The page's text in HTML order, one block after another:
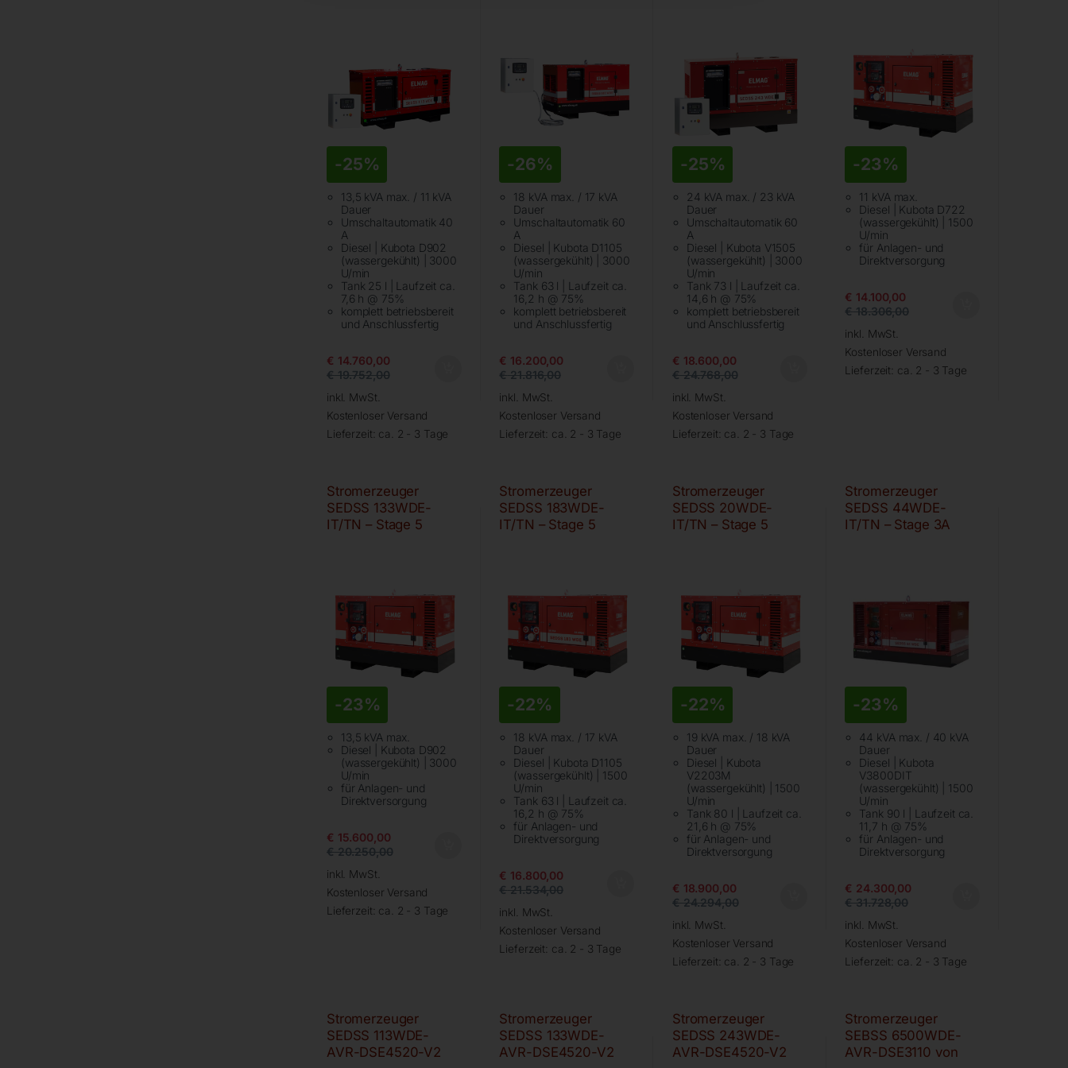
-25%
13,5 kVA max. / 11 kVA
Dauer
Umschaltautomatik 40
A
Diesel | Kubota D902
(wassergekühlt) | 3000
U/min
Tank 25 l | Laufzeit ca.
7,6 h @ 75%
komplett betriebsbereit
und Anschlussfertig
€ 14.760,00
€19.752,00
inkl. MwSt.
Kostenloser Versand
Lieferzeit: ca. 2 - 3 Tage
-26%
18 kVA max. / 17 kVA
Dauer
Umschaltautomatik 60
A
Diesel | Kubota D1105
(wassergekühlt) | 3000
U/min
Tank 63 l | Laufzeit ca.
16,2 h @ 75%
komplett betriebsbereit
und Anschlussfertig
€ 16.200,00
€21.816,00
inkl. MwSt.
Kostenloser Versand
Lieferzeit: ca. 2 - 3 Tage
-25%
24 kVA max. / 23 kVA
Dauer
Umschaltautomatik 60
A
Diesel | Kubota V1505
(wassergekühlt) | 3000
U/min
Tank 73 l | Laufzeit ca.
14,6 h @ 75%
komplett betriebsbereit
und Anschlussfertig
€ 18.600,00
€24.768,00
inkl. MwSt.
Kostenloser Versand
Lieferzeit: ca. 2 - 3 Tage
-23%
11 kVA max.
Diesel | Kubota D722
(wassergekühlt) | 1500
U/min
für Anlagen- und
Direktversorgung
€ 14.100,00
€18.306,00
inkl. MwSt.
Kostenloser Versand
Lieferzeit: ca. 2 - 3 Tage
Stromerzeuger
SEDSS 133WDE-
IT/TN – Stage 5
-23%
13,5 kVA max.
Diesel | Kubota D902
(wassergekühlt) | 3000
U/min
für Anlagen- und
Direktversorgung
€ 15.600,00
€20.250,00
inkl. MwSt.
Kostenloser Versand
Lieferzeit: ca. 2 - 3 Tage
Stromerzeuger
SEDSS 183WDE-
IT/TN – Stage 5
-22%
18 kVA max. / 17 kVA
Dauer
Diesel | Kubota D1105
(wassergekühlt) | 1500
U/min
Tank 63 l | Laufzeit ca.
16,2 h @ 75%
für Anlagen- und
Direktversorgung
€ 16.800,00
€21.534,00
inkl. MwSt.
Kostenloser Versand
Lieferzeit: ca. 2 - 3 Tage
Stromerzeuger
SEDSS 20WDE-
IT/TN – Stage 5
-22%
19 kVA max. / 18 kVA
Dauer
Diesel | Kubota
V2203M
(wassergekühlt) | 1500
U/min
Tank 80 l | Laufzeit ca.
21,6 h @ 75%
für Anlagen- und
Direktversorgung
€ 18.900,00
€24.294,00
inkl. MwSt.
Kostenloser Versand
Lieferzeit: ca. 2 - 3 Tage
Stromerzeuger
SEDSS 44WDE-
IT/TN – Stage 3A
-23%
44 kVA max. / 40 kVA
Dauer
Diesel | Kubota
V3800DIT
(wassergekühlt) | 1500
U/min
Tank 90 l | Laufzeit ca.
11,7 h @ 75%
für Anlagen- und
Direktversorgung
€ 24.300,00
€31.728,00
inkl. MwSt.
Kostenloser Versand
Lieferzeit: ca. 2 - 3 Tage
Stromerzeuger
SEDSS 113WDE-
AVR-DSE4520-V2
Stromerzeuger
SEDSS 133WDE-
AVR-DSE4520-V2
Stromerzeuger
SEDSS 243WDE-
AVR-DSE4520-V2
Stromerzeuger
SEBSS 6500WDE-
AVR-DSE3110 von